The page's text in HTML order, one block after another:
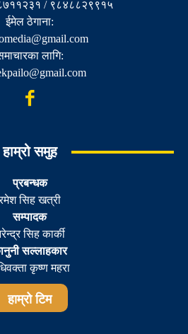
/ ९८४८८२९९१५
ईमेल ठेगाना:
लागि:
हाम्रो समुह
प्रबन्धक
सिह खत्री
सम्पादक
सिह कार्की
सल्लाहकार
कृष्ण महरा
हाम्रो टिम